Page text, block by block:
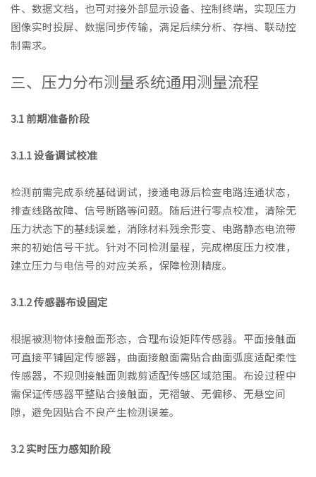
件、数据文档，也可对接外部显示设备、控制终端，实现压力
图像实时投屏、数据同步传输，满足后续分析、存档、联动控
制需求。
三、压力分布测量系统通用测量流程
3.1 前期准备阶段
3.1.1 设备调试校准
检测前需完成系统基础调试，接通电源后检查电路连通状态，
排查线路故障、信号断路等问题。随后进行零点校准，清除无
压力状态下的基线误差，消除材料残余形变、电路静态电流带
来的初始信号干扰。针对不同检测量程，完成梯度压力校准，
建立压力与电信号的对应关系，保障检测精度。
3.1.2 传感器布设固定
根据被测物体接触面形态，合理布设矩阵传感器。平面接触面
可直接平铺固定传感器，曲面接触面需贴合曲面弧度适配柔性
传感器，不规则接触面则裁剪适配传感区域范围。布设过程中
需保证传感器平整贴合接触面，无褶皱、无偏移、无悬空间
隙，避免因贴合不良产生检测误差。
3.2 实时压力感知阶段